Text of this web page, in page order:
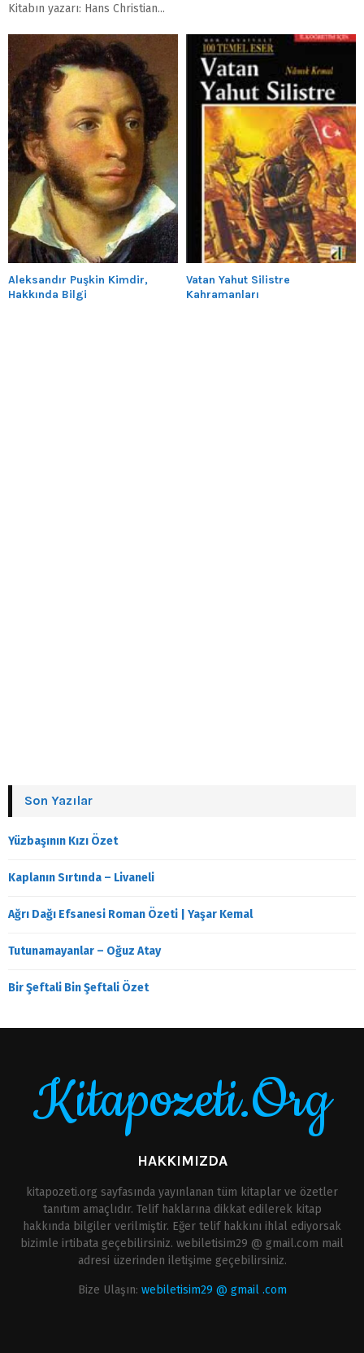
Kitabın yazarı: Hans Christian...
Aleksandır Puşkin Kimdir,
Hakkında Bilgi
Vatan Yahut Silistre
Kahramanları
Son Yazılar
Yüzbaşının Kızı Özet
Kaplanın Sırtında – Livaneli
Ağrı Dağı Efsanesi Roman Özeti | Yaşar Kemal
Tutunamayanlar – Oğuz Atay
Bir Şeftali Bin Şeftali Özet
Kitapozeti.Org
HAKKIMIZDA
kitapozeti.org sayfasında yayınlanan tüm kitaplar ve özetler
tanıtım amaçlıdır. Telif haklarına dikkat edilerek kitap
hakkında bilgiler verilmiştir. Eğer telif hakkını ihlal ediyorsak
bizimle irtibata geçebilirsiniz. webiletisim29 @ gmail.com mail
adresi üzerinden iletişime geçebilirsiniz.
Bize Ulaşın: webiletisim29 @ gmail .com